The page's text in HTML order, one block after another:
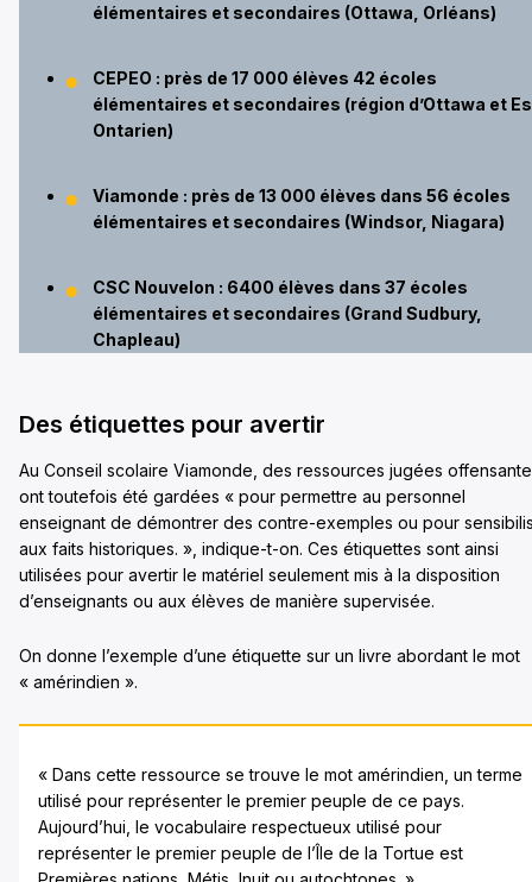
élémentaires et secondaires (Ottawa, Orléans)
CEPEO : près de 17 000 élèves 42 écoles
élémentaires et secondaires (région d’Ottawa et
Ontarien)
Viamonde : près de 13 000 élèves dans 56 écoles
élémentaires et secondaires (Windsor, Niagara)
CSC Nouvelon : 6400 élèves dans 37 écoles
élémentaires et secondaires (Grand Sudbury,
Chapleau)
Des étiquettes pour avertir
Au Conseil scolaire Viamonde, des ressources jugées
ont toutefois été gardées « pour permettre au personnel
enseignant de démontrer des contre-exemples ou pour
aux faits historiques. », indique-t-on. Ces étiquettes sont ainsi
utilisées pour avertir le matériel seulement mis à la disposition
d’enseignants ou aux élèves de manière supervisée.
On donne l’exemple d’une étiquette sur un livre abordant le mot
« amérindien ».
« Dans cette ressource se trouve le mot amérindien, un terme
utilisé pour représenter le premier peuple de ce pays.
Aujourd’hui, le vocabulaire respectueux utilisé pour
représenter le premier peuple de l’Île de la Tortue est